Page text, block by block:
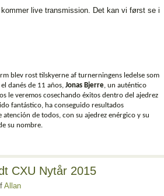
live transmission. Det kan vi først se i
blev rost tilskyerne af turnerningens ledelse som
danés de 11 años, Jonas Bjerre, un auténtico
le veremos cosechando éxitos dentro del ajedrez
fantástico, ha conseguido resultados
de todos, con su ajedrez enérgico y su
su nombre.
CXU Nytår 2015
Allan